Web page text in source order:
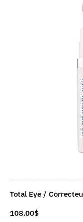
Total Eye /
108.00$